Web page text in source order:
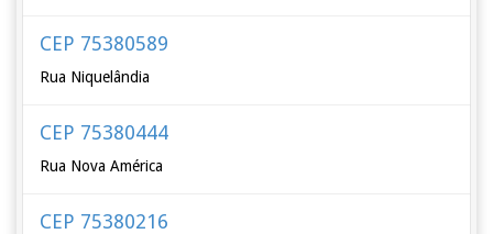
CEP 75380589
Rua Niquelândia
CEP 75380444
Rua Nova América
CEP 75380216